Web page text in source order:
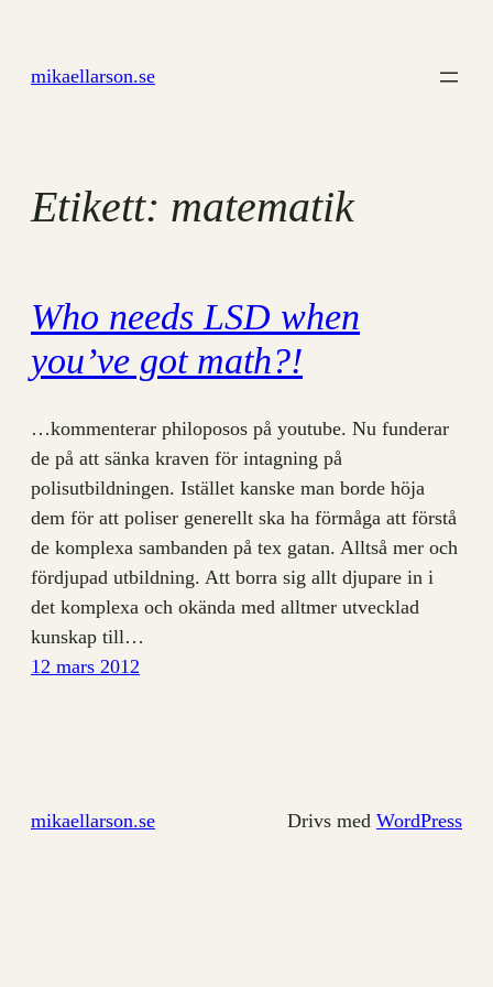
innehåll
mikaellarson.se
Etikett: matematik
Who needs LSD when
you’ve got math?!
…kommenterar philoposos på youtube. Nu funderar
de på att sänka kraven för intagning på
polisutbildningen. Istället kanske man borde höja
dem för att poliser generellt ska ha förmåga att förstå
de komplexa sambanden på tex gatan. Alltså mer och
fördjupad utbildning. Att borra sig allt djupare in i
det komplexa och okända med alltmer utvecklad
kunskap till…
12 mars 2012
mikaellarson.se Drivs med WordPress